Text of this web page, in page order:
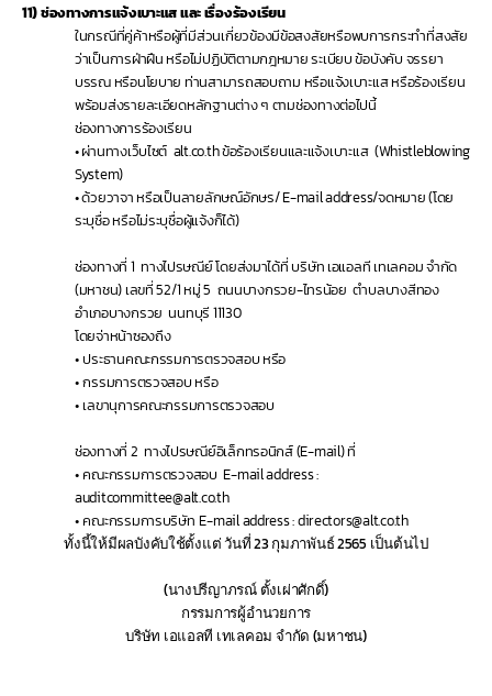
11)ช่องทางการแจ้งเบาะแส และ เรื่องร้องเรียน
ในกรณีที่คู่ค้าหรือผู้ที่มีส่วนเกี่ยวข้องมีข้อสงสัยหรือพบการกระทำที่สงสัย
ว่าเป็นการฝ่าฝืน หรือไม่ปฏิบัติตามกฎหมาย ระเบียบ ข้อบังคับ จรรยา
บรรณ หรือนโยบาย ท่านสามารถสอบถาม หรือแจ้งเบาะแส หรือร้องเรียน
พร้อมส่งรายละเอียดหลักฐานต่าง ๆ ตามช่องทางต่อไปนี้
ช่องทางการร้องเรียน
• ผ่านทางเว็บไซต์  alt.co.th ข้อร้องเรียนและแจ้งเบาะแส  (Whistleblowing
System)
• ด้วยวาจา หรือเป็นลายลักษณ์อักษร/ E-mail address/จดหมาย (โดย
ระบุชื่อ หรือไม่ระบุชื่อผู้แจ้งก็ได้)
ช่องทางที่ 1 ทางไปรษณีย์ โดยส่งมาได้ที่ บริษัท เอแอลที เทเลคอม จำกัด
(มหาชน) เลขที่ 52/1 หมู่ 5  ถนนบางกรวย-ไทรน้อย  ตำบลบางสีทอง
อำเภอบางกรวย  นนทบุรี 11130
โดยจ่าหน้าซองถึง
•ประธานคณะกรรมการตรวจสอบ หรือ
•กรรมการตรวจสอบ หรือ
•เลขานุการคณะกรรมการตรวจสอบ
ช่องทางที่ 2 ทางไปรษณีย์อิเล็กทรอนิกส์ (E-mail) ที่
•คณะกรรมการตรวจสอบ E-mail address :
auditcommittee@alt.co.th
•คณะกรรมการบริษัท E-mail address : directors@alt.co.th
ทั้งนี้ให้มีผลบังคับใช้ตั้งแต่ วันที่ 23 กุมภาพันธ์ 2565 เป็นต้นไป
(นางปรีญาภรณ์ ตั้งเผ่าศักดิ์)
กรรมการผู้อำนวยการ
บริษัท เอแอลที เทเลคอม จำกัด (มหาชน)